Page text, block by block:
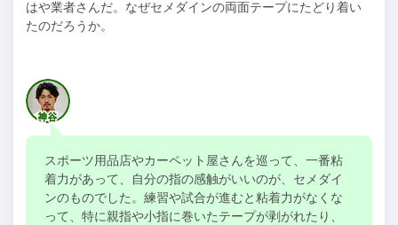
はや業者さんだ。なぜセメダインの両面テープにたどり着い
たのだろうか。
スポーツ用品店やカーペット屋さんを巡って、一番粘
着力があって、自分の指の感触がいいのが、セメダイ
ンのものでした。練習や試合が進むと粘着力がなくな
って、特に親指や小指に巻いたテープが剥がれたり、